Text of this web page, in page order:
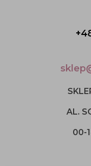
AL.
00-